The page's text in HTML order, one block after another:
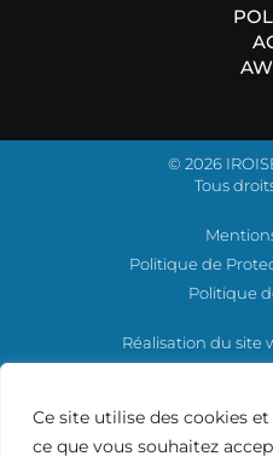
Ce site utilise des cookies
ce que vous souhaitez
© 2026
Tous
Politique de
Politique
Réalisation du site